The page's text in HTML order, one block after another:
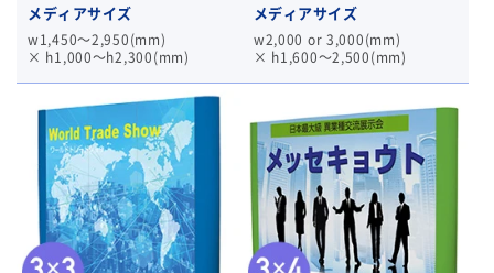
メディアサイズ
w1,450～2,950(mm)
× h1,000～h2,300(mm)
メディアサイズ
w2,000 or 3,000(mm)
× h1,600～2,500(mm)